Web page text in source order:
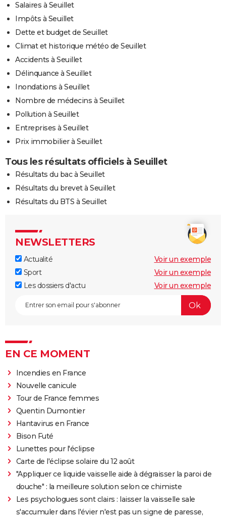
Salaires à Seuillet
Impôts à Seuillet
Dette et budget de Seuillet
Climat et historique météo de Seuillet
Accidents à Seuillet
Délinquance à Seuillet
Inondations à Seuillet
Nombre de médecins à Seuillet
Pollution à Seuillet
Entreprises à Seuillet
Prix immobilier à Seuillet
Tous les résultats officiels à Seuillet
Résultats du bac à Seuillet
Résultats du brevet à Seuillet
Résultats du BTS à Seuillet
NEWSLETTERS
Actualité
Voir un exemple
Sport
Voir un exemple
Les dossiers d'actu
Voir un exemple
EN CE MOMENT
Incendies en France
Nouvelle canicule
Tour de France femmes
Quentin Dumontier
Hantavirus en France
Bison Futé
Lunettes pour l'éclipse
Carte de l'éclipse solaire du 12 août
"Appliquer ce liquide vaisselle aide à dégraisser la paroi de
douche" : la meilleure solution selon ce chimiste
Les psychologues sont clairs : laisser la vaisselle sale
s'accumuler dans l'évier n'est pas un signe de paresse,